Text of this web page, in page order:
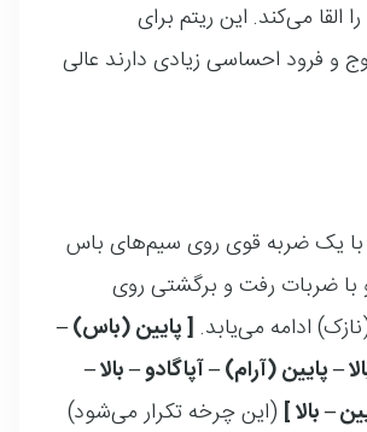
القا می‌کند. این ریتم برای
و فرود احساسی زیادی دارند عالی
با یک ضربه قوی روی سیم‌های باس
ضربات رفت و برگشتی روی
ادامه می‌یابد. [ پایین (باس) –
– پایین (آرام) – آپاگادو – بالا –
– بالا ] (این چرخه تکرار می‌شود)